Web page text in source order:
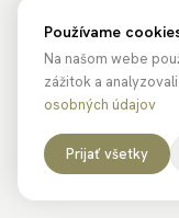
Používame
Na našom webe
zážitok a
osobných údajov
Prijať všetky